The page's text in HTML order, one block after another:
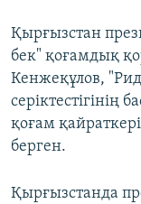
Қырғызстан
бек" қоғамдық
Кенжеқұлов,
қоғам
берген.
Қырғызстанда